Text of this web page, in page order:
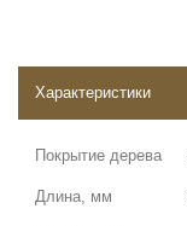
Характеристики
Покрытие дерева
Длина, мм